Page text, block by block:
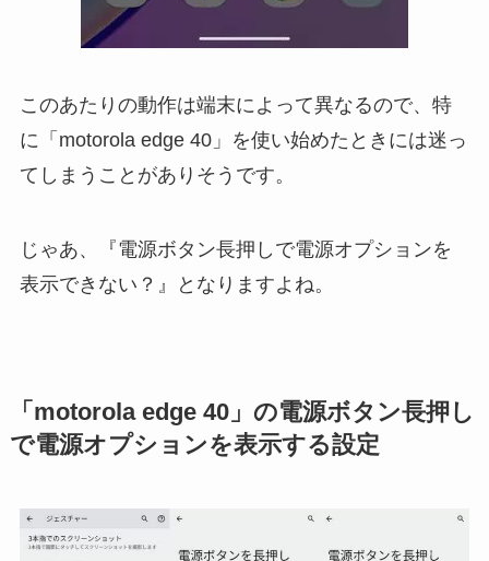
このあたりの動作は端末によって異なるので、特
に「motorola edge 40」を使い始めたときには迷っ
てしまうことがありそうです。
じゃあ、『電源ボタン長押しで電源オプションを
表示できない？』となりますよね。
「motorola edge 40」の電源ボタン長押し
で電源オプションを表示する設定